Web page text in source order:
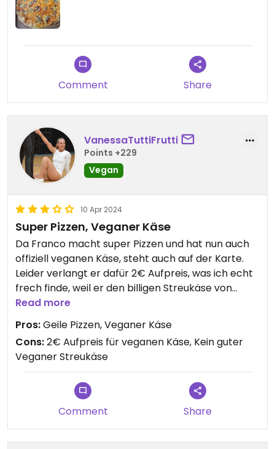
Alles in Allem eine gute Empfehlung für vegane
Pizzen. 😊
Comment Share
VanessaTuttiFrutti
Points +229
Vegan
10 Apr 2024
Super Pizzen, Veganer Käse
Da Franco macht super Pizzen und hat nun auch
offiziell veganen Käse, steht auch auf der Karte.
Leider verlangt er dafür 2€ Aufpreis, was ich echt
frech finde, weil er den billigen Streukäse von
vemondo vom Lidl benutzt. Der schmilzt auch
nicht so geil. Dennoch, dass in Vilsbiburg eine Pizza
mit vegane Käse gibt ist mega!
Updated from previous review on 2024-04-10
Read more
Pros:Geile Pizzen, Veganer Käse
Cons:2€ Aufpreis für veganen Käse, Kein guter
Veganer Streukäse
Comment Share